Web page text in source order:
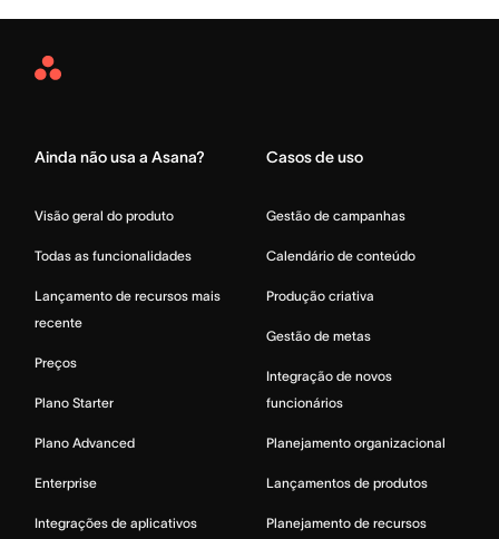
Asana
Ainda não usa a Asana?
Visão geral do produto
Todas as funcionalidades
Lançamento de recursos mais
recente
Preços
Plano Starter
Plano Advanced
Enterprise
Integrações de aplicativos
Casos de uso
Gestão de campanhas
Calendário de conteúdo
Produção criativa
Gestão de metas
Integração de novos
funcionários
Planejamento organizacional
Lançamentos de produtos
Planejamento de recursos